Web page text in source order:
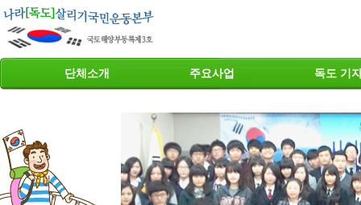
단체소개 주요사업 독도 기